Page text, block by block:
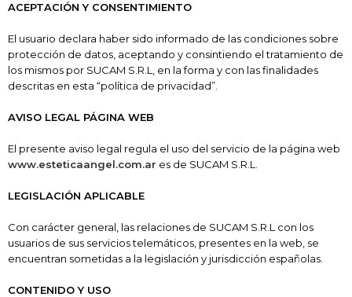
ACEPTACIÓN Y CONSENTIMIENTO
El usuario declara haber sido informado de las condiciones sobre
protección de datos, aceptando y consintiendo el tratamiento de
los mismos por SUCAM S.R.L
, en la forma y con las finalidades
descritas en esta “política de privacidad”.
AVISO LEGAL PÁGINA WEB
El presente aviso legal regula el uso del servicio de la página web
www.esteticaangel.com.ar es de SUCAM S.R.L
LEGISLACIÓN APLICABLE
Con carácter general, las relaciones de SUCAM S.R.L con los
usuarios de sus servicios telemáticos, presentes en la web, se
encuentran sometidas a la legislación y jurisdicción españolas.
CONTENIDO Y USO